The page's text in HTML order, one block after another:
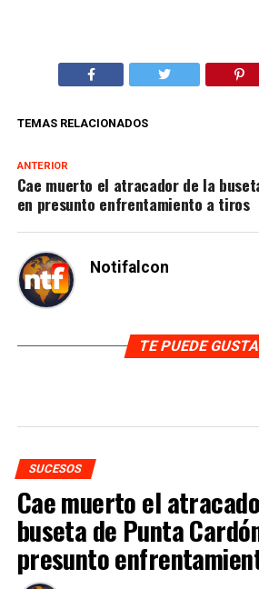
TEMAS RELACIONADOS
ANTERIOR
Cae muerto el atracador de la
en presunto enfrentamiento a tiros
Notifalcon
TE PUEDE
SUCESOS
Cae muerto el
buseta de Punta
presunto